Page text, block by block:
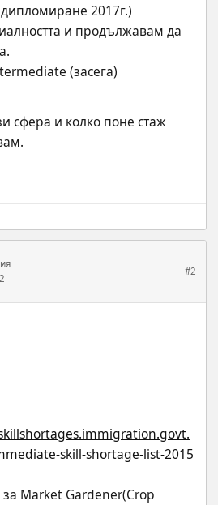
2017г.)
и продължавам да
(засега)
сфера и колко поне стаж
#2
skill-shortage-list-2015
Market Gardener(Crop